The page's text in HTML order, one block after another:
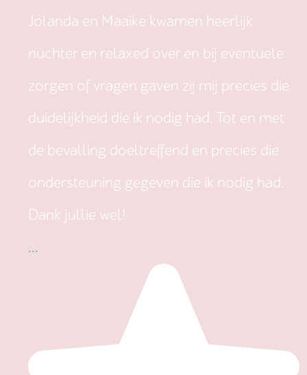
Jolanda en Maaike kwamen heerlijk
nuchter en relaxed over en bij eventuele
zorgen of vragen gaven zij mij precies die
duidelijkheid die ik nodig had. Tot en met
de bevalling doeltreffend en precies die
ondersteuning gegeven die ik nodig had.
Dank jullie wel!
...